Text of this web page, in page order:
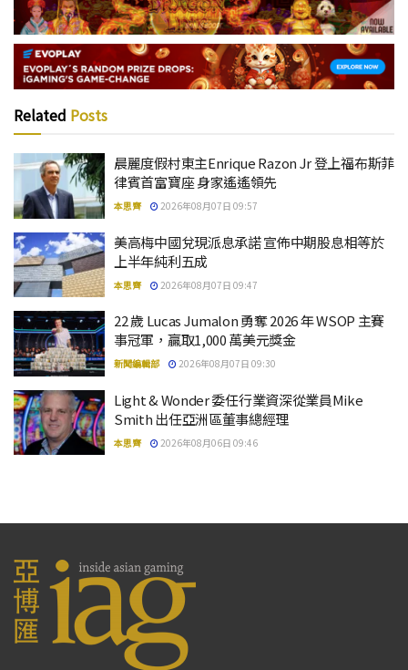
Related Posts
晨麗度假村東主Enrique Razon Jr 登上福布斯菲
律賓首富寶座 身家遙遙領先
本思齊 2026年08月07日 09:57
美高梅中國兌現派息承諾 宣佈中期股息相等於
上半年純利五成
本思齊 2026年08月07日 09:47
22 歲 Lucas Jumalon 勇奪 2026 年 WSOP 主賽
事冠軍，贏取1,000 萬美元獎金
新聞編輯部 2026年08月07日 09:30
Light & Wonder 委任行業資深從業員Mike
Smith 出任亞洲區董事總經理
本思齊 2026年08月06日 09:46